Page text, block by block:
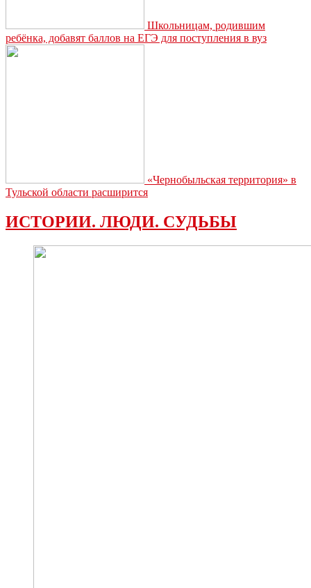
Школьницам, родившим
ребёнка, добавят баллов на ЕГЭ для поступления в вуз
«Чернобыльская территория» в
Тульской области расширится
ИСТОРИИ. ЛЮДИ. СУДЬБЫ